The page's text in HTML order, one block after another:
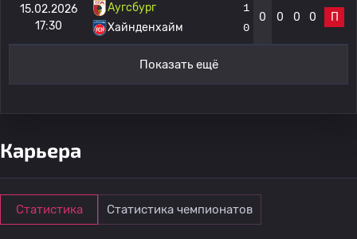
15.02.2026
17:30
Аугсбург
Хайнденхайм
1
0
0 0 0 0 П
Показать ещё
Карьера
Статистика Статистика чемпионатов